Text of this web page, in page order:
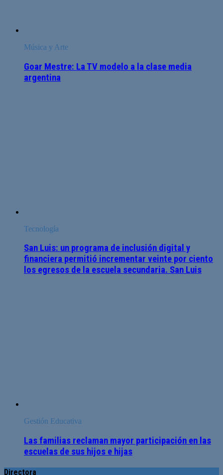
Música y Arte
Goar Mestre: La TV modelo a la clase media
argentina
Tecnología
San Luis: un programa de inclusión digital y
financiera permitió incrementar veinte por ciento
los egresos de la escuela secundaria. San Luis
Gestión Educativa
Las familias reclaman mayor participación en las
escuelas de sus hijos e hijas
Directora